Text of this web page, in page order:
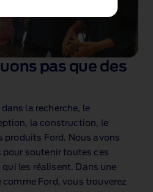
pas que des
la recherche, le
la construction, le
produits Ford. Nous avons
pour soutenir toutes ces
les réalisent. Dans une
Ford, vous trouverez